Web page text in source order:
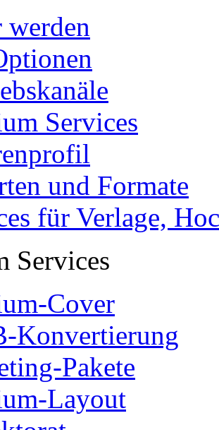
Services
und Formate
für Verlage,
Services
Cover
Konvertierung
Pakete
Layout